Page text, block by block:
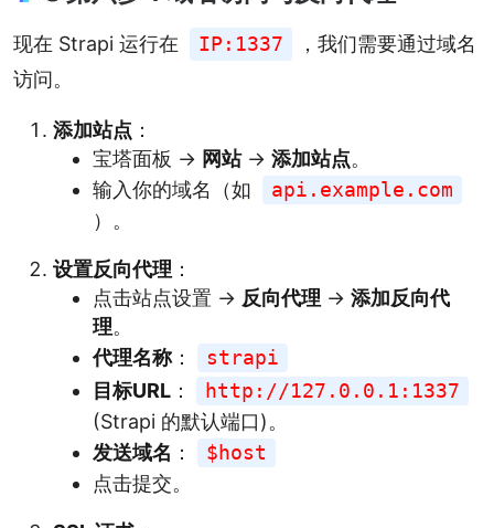
现在 Strapi 运行在 IP:1337
，我们需要通过域名
访问。
添加站点 ：
宝塔面板 -> 网站-> 添加站点。
输入你的域名（如
api.example.com
）。
设置反向代理 ：
点击站点设置 -> 反向代理 -> 添加反向代
理。
代理名称：
strapi
目标URL ：
http://127.0.0.1:1337
(Strapi 的默认端口)。
发送域名 ：
$host
点击提交。